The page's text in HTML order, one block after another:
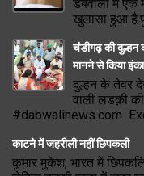
डबवाली में
खुलासा हुआ
चंडीगढ़ की दुल्हन
मानने से किया
दुल्हन के तेवर
वाली लडक़ी
#dabwalinews.com
काटने में जहरीली नहीं छिपकली
कुमार मुकेश, भारत में